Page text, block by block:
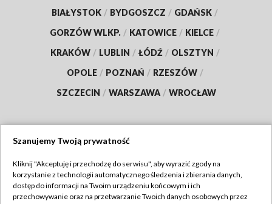
BIAŁYSTOK / BYDGOSZCZ / GDAŃSK /
GORZÓW WLKP. / KATOWICE / KIELCE /
KRAKÓW / LUBLIN / ŁÓDŹ / OLSZTYN /
OPOLE / POZNAŃ / RZESZÓW /
SZCZECIN / WARSZAWA / WROCŁAW
TVP
Abonament TVP
Regulamin TVP
Szanujemy Twoją prywatność
Kliknij "Akceptuję i przechodzę do serwisu", aby wyrazić zgody na
korzystanie z technologii automatycznego śledzenia i zbierania danych,
dostęp do informacji na Twoim urządzeniu końcowym i ich
przechowywanie oraz na przetwarzanie Twoich danych osobowych przez